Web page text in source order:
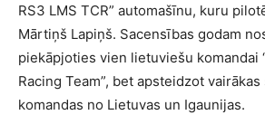
RS3 LMS TCR” automašīnu, kuru
Mārtiņš Lapiņš. Sacensības godam
piekāpjoties vien lietuviešu komandai
Racing Team”, bet apsteidzot
komandas no Lietuvas un Igaunijas.